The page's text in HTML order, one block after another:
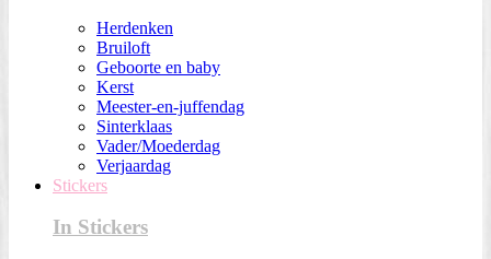
Herdenken
Bruiloft
Geboorte en baby
Kerst
Meester-en-juffendag
Sinterklaas
Vader/Moederdag
Verjaardag
Stickers
In Stickers